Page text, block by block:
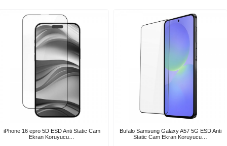
iPhone 16 epro 5D ESD Anti Static Cam
Ekran Koruyucu…
Bufalo Samsung Galaxy A57 5G ESD Anti
Static Cam Ekran Koruyucu…